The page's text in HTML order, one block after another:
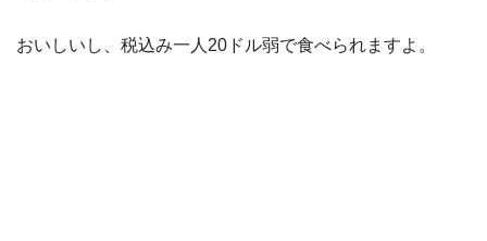
おいしいし、税込み一人20ドル弱で食べられますよ。